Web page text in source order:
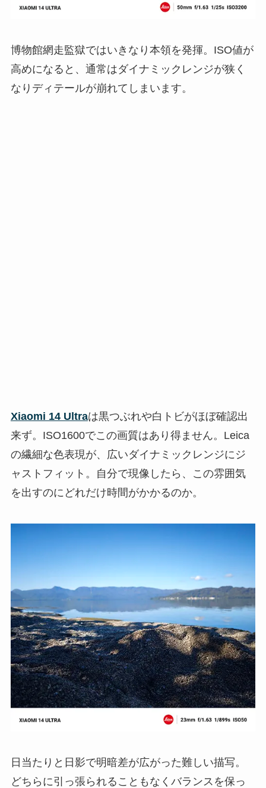
博物館網走監獄ではいきなり本領を発揮。ISO値が
高めになると、通常はダイナミックレンジが狭く
なりディテールが崩れてしまいます。
Xiaomi 14 Ultraは黒つぶれや白トビがほぼ確認出
来ず。ISO1600でこの画質はあり得ません。Leica
の繊細な色表現が、広いダイナミックレンジにジ
ャストフィット。自分で現像したら、この雰囲気
を出すのにどれだけ時間がかかるのか。
日当たりと日影で明暗差が広がった難しい描写。
どちらに引っ張られることもなくバランスを保っ